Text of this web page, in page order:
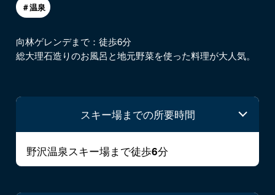
＃温泉
向林ゲレンデまで：徒歩6分
総大理石造りのお風呂と地元野菜を使った料理が大人気。
スキー場までの所要時間
野沢温泉スキー場まで徒歩6分